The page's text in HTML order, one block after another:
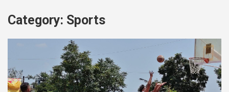
Category: Sports